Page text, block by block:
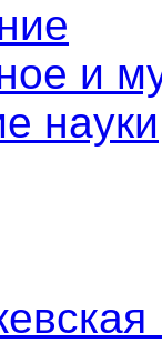
и
науки